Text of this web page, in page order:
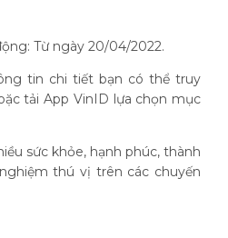
Từ ngày 20/04/2022.
tin chi tiết bạn có thể truy
tải App VinID lựa chọn mục
sức khỏe, hạnh phúc, thành
thú vị trên các chuyến